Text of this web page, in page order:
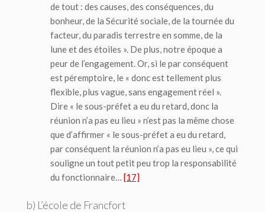
de tout : des causes, des conséquences, du
bonheur, de la Sécurité sociale, de la tournée du
facteur, du paradis terrestre en somme, de la
lune et des étoiles ». De plus, notre époque a
peur de l’engagement. Or, si lepar conséquent
est péremptoire, le « donc est tellement plus
flexible, plus vague, sans engagement réel ».
Dire « le sous-préfet a eu du retard, donc la
réunion n’a pas eu lieu » n’est pas la même chose
que d’affirmer « le sous-préfet a eu du retard,
par conséquent la réunion n’a pas eu lieu », ce qui
souligne un tout petit peu trop la responsabilité
du fonctionnaire… [17]
b) L’école de Francfort